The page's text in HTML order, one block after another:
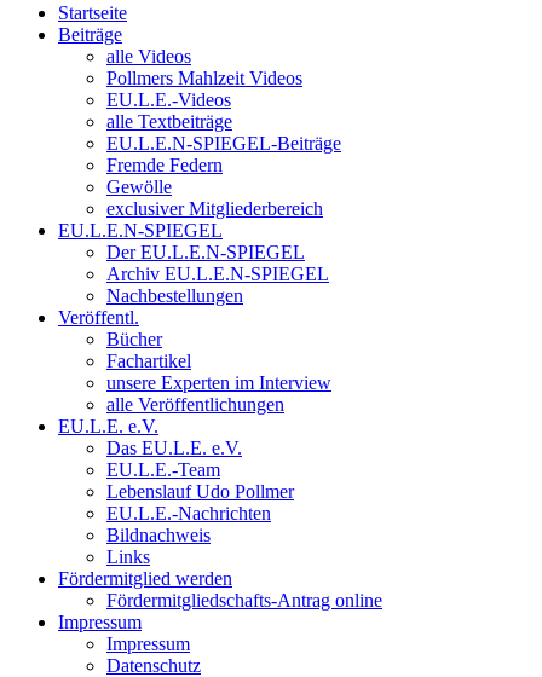
Startseite
Beiträge
alle Videos
Pollmers Mahlzeit Videos
EU.L.E.-Videos
alle Textbeiträge
EU.L.E.N-SPIEGEL-Beiträge
Fremde Federn
Gewölle
exclusiver Mitgliederbereich
EU.L.E.N-SPIEGEL
Der EU.L.E.N-SPIEGEL
Archiv EU.L.E.N-SPIEGEL
Nachbestellungen
Veröffentl.
Bücher
Fachartikel
unsere Experten im Interview
alle Veröffentlichungen
EU.L.E. e.V.
Das EU.L.E. e.V.
EU.L.E.-Team
Lebenslauf Udo Pollmer
EU.L.E.-Nachrichten
Bildnachweis
Links
Fördermitglied werden
Fördermitgliedschafts-Antrag online
Impressum
Impressum
Datenschutz